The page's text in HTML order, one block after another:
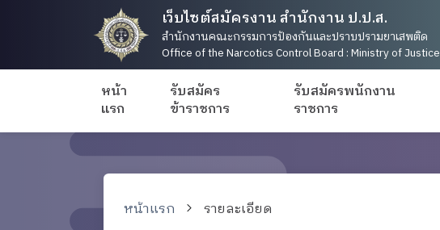
เว็บไซต์สมัครงาน สำนักงาน ป.ป.ส.
สำนักงานคณะกรรมการป้องกันและปราบปรามยาเสพติด
Office of the Narcotics Control Board : Ministry of Justice
หน้า
แรก
รับสมัคร
ข้าราชการ
รับสมัครพนักงาน
ราชการ
หน้าแรก รายละเอียด